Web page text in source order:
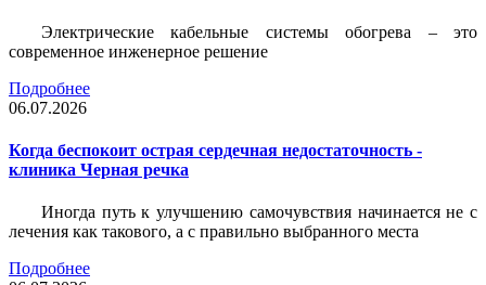
Электрические кабельные системы обогрева – это
современное инженерное решение
Подробнее
06.07.2026
Когда беспокоит острая сердечная недостаточность -
клиника Черная речка
Иногда путь к улучшению самочувствия начинается не с
лечения как такового, а с правильно выбранного места
Подробнее